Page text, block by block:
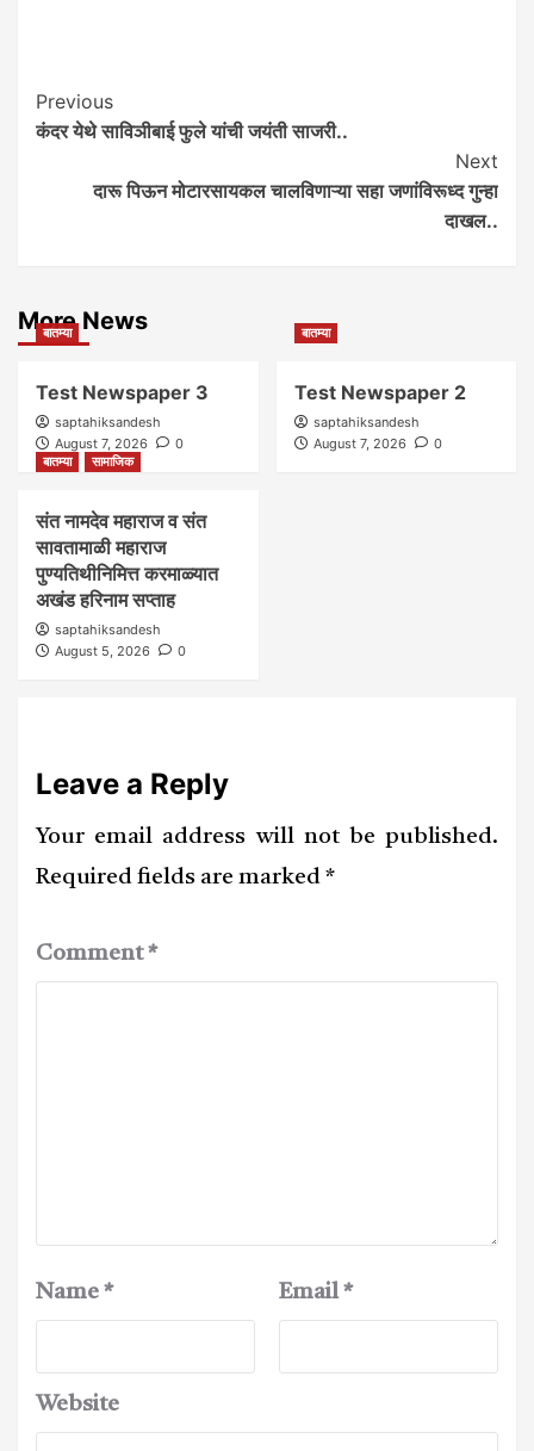
Post
Navigation
Previous
कंदर येथे साविञीबाई फुले यांची जयंती साजरी..
Next
दारू पिऊन मोटारसायकल चालविणाऱ्या सहा जणांविरूध्द गुन्हा
दाखल..
More News
बातम्या
Test Newspaper 3
saptahiksandesh
August 7, 2026
0
बातम्या
Test Newspaper 2
saptahiksandesh
August 7, 2026
0
बातम्या
सामाजिक
संत नामदेव महाराज व संत
सावतामाळी महाराज
पुण्यतिथीनिमित्त करमाळ्यात
अखंड हरिनाम सप्ताह
saptahiksandesh
August 5, 2026
0
Leave a Reply
Your email address will not be published.
Required fields are marked *
Comment*
Name * Email*
Website